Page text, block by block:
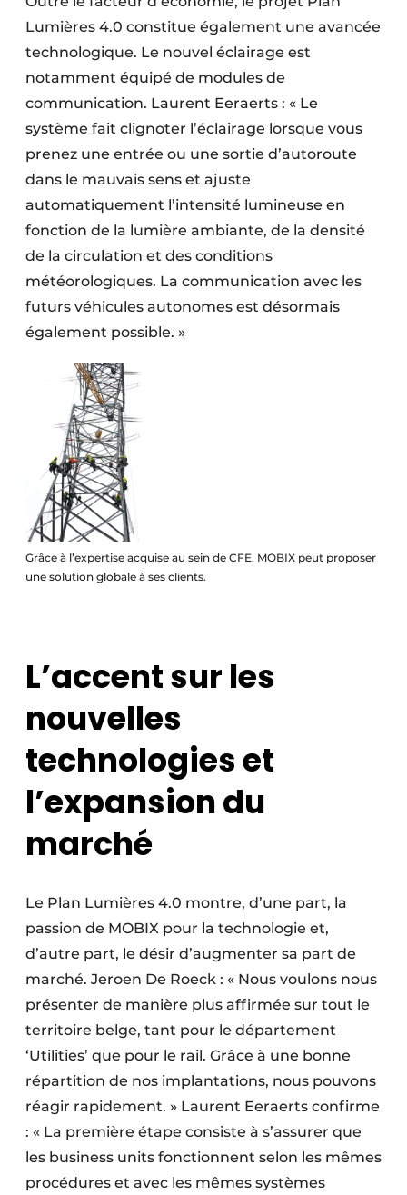
Lumières 4.0 constitue également une avancée
technologique. Le nouvel éclairage est
notamment équipé de modules de
communication. Laurent Eeraerts : « Le
système fait clignoter l’éclairage lorsque vous
prenez une entrée ou une sortie d’autoroute
dans le mauvais sens et ajuste
automatiquement l’intensité lumineuse en
fonction de la lumière ambiante, de la densité
de la circulation et des conditions
météorologiques. La communication avec les
futurs véhicules autonomes est désormais
également possible. »
Grâce à l’expertise acquise au sein de CFE, MOBIX peut proposer
une solution globale à ses clients.
L’accent sur les
nouvelles
technologies et
l’expansion du
marché
Le Plan Lumières 4.0 montre, d’une part, la
passion de MOBIX pour la technologie et,
d’autre part, le désir d’augmenter sa part de
marché. Jeroen De Roeck : « Nous voulons nous
présenter de manière plus affirmée sur tout le
territoire belge, tant pour le département
‘Utilities’ que pour le rail. Grâce à une bonne
répartition de nos implantations, nous pouvons
réagir rapidement. » Laurent Eeraerts confirme
: « La première étape consiste à s’assurer que
les business units fonctionnent selon les mêmes
procédures et avec les mêmes systèmes